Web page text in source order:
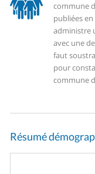
commune
publiées en
administre
avec une
faut
pour
commune
Résumé